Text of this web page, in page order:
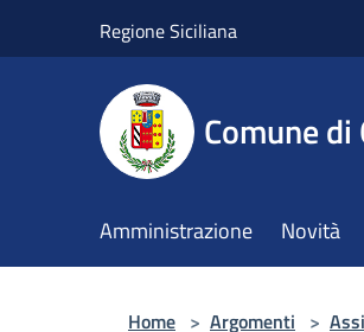
Regione Siciliana
Comune
Amministrazione Novità
Home > Argomenti >